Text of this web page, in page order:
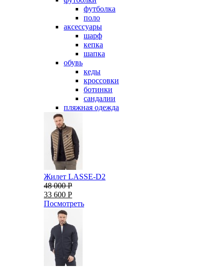
футболка
поло
аксессуары
шарф
кепка
шапка
обувь
кеды
кроссовки
ботинки
сандалии
пляжная одежда
Жилет LASSE-D2
48 000 Р
33 600 Р
Посмотреть